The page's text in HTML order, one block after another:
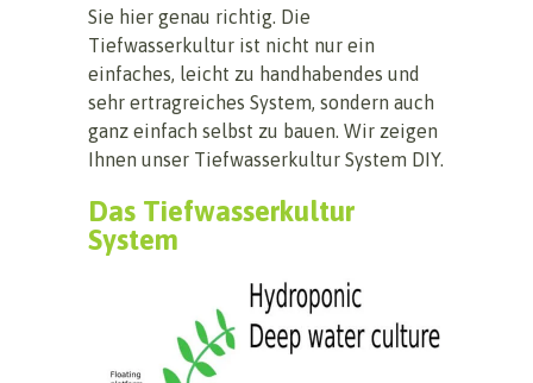
Sie hier genau richtig. Die
Tiefwasserkultur ist nicht nur ein
einfaches, leicht zu handhabendes und
sehr ertragreiches System, sondern auch
ganz einfach selbst zu bauen. Wir zeigen
Ihnen unser Tiefwasserkultur System DIY.
Das Tiefwasserkultur
System